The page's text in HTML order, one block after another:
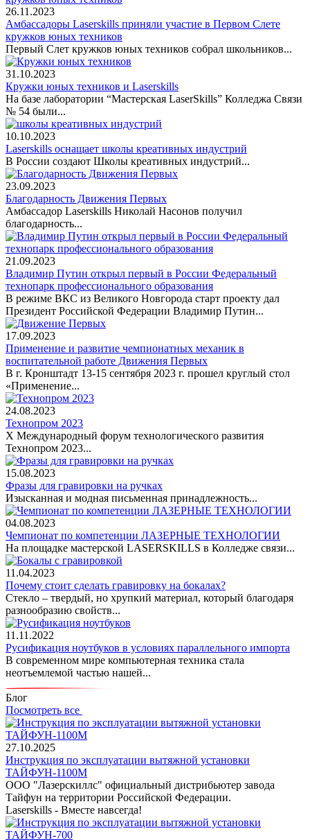
26.11.2023
Амбассадоры Laserskills приняли участие в Первом Слете
кружков юных техников
Первый Слет кружков юных техников собрал школьников...
31.10.2023
Кружки юных техников и Laserskills
На базе лаборатории “Мастерская LaserSkills” Колледжа Связи
№ 54 были...
10.10.2023
Laserskills оснащает школы креативных индустрий
В России создают Школы креативных индустрий...
23.09.2023
Благодарность Движения Первых
Амбассадор Laserskills Николай Насонов получил
благодарность...
21.09.2023
Владимир Путин открыл первый в России Федеральный
технопарк профессионального образования
В режиме ВКС из Великого Новгорода старт проекту дал
Президент Российской Федерации Владимир Путин...
17.09.2023
Применение и развитие чемпионатных механик в
воспитательной работе Движения Первых
В г. Кронштадт 13-15 сентября 2023 г. прошел круглый стол
«Применение...
24.08.2023
Технопром 2023
X Международный форум технологического развития
Технопром 2023...
15.08.2023
Фразы для гравировки на ручках
Изысканная и модная письменная принадлежность...
04.08.2023
Чемпионат по компетенции ЛАЗЕРНЫЕ ТЕХНОЛОГИИ
На площадке мастерской LASERSKILLS в Колледже связи...
11.04.2023
Почему стоит сделать гравировку на бокалах?
Стекло – твердый, но хрупкий материал, который благодаря
разнообразию свойств...
11.11.2022
Русификация ноутбуков в условиях параллельного импорта
В современном мире компьютерная техника стала
неотъемлемой частью нашей...
Блог
Посмотреть все
27.10.2025
Инструкция по эксплуатации вытяжной установки
ТАЙФУН-1100М
ООО "Лазерскиллс" официальный дистрибьютер завода
Тайфун на территории Российской Федерации.
Laserskills - Вместе навсегда!